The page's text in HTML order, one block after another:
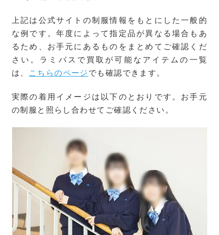
上記は公式サイトの制服情報をもとにした一般的
な例です。年度によって指定品が異なる場合もあ
るため、お手元にあるものをまとめてご確認くだ
さい。ラミパスで買取が可能なアイテムの一覧
は、
こちらのページでも確認できます。
実際の着用イメージは以下のとおりです。お手元
の制服と照らし合わせてご確認ください。